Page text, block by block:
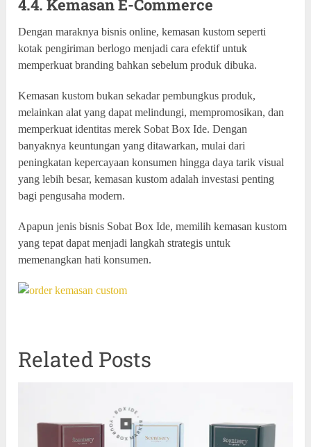
4.4. Kemasan E-Commerce
Dengan maraknya bisnis online, kemasan kustom seperti
kotak pengiriman berlogo menjadi cara efektif untuk
memperkuat branding bahkan sebelum produk dibuka.
Kemasan kustom bukan sekadar pembungkus produk,
melainkan alat yang dapat melindungi, mempromosikan, dan
memperkuat identitas merek Sobat Box Ide. Dengan
banyaknya keuntungan yang ditawarkan, mulai dari
peningkatan kepercayaan konsumen hingga daya tarik visual
yang lebih besar, kemasan kustom adalah investasi penting
bagi pengusaha modern.
Apapun jenis bisnis Sobat Box Ide, memilih kemasan kustom
yang tepat dapat menjadi langkah strategis untuk
memenangkan hati konsumen.
Related Posts